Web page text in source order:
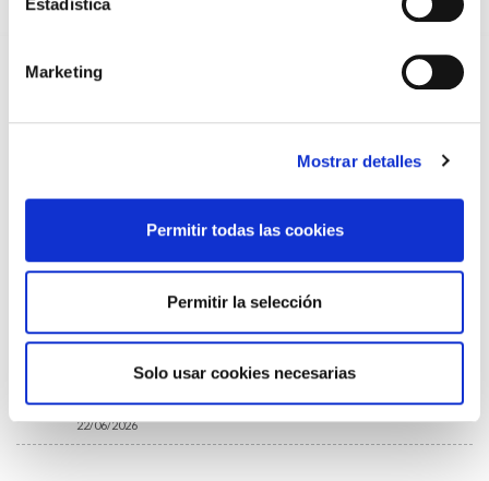
Estadística
Marketing
Mostrar detalles
Permitir todas las cookies
Permitir la selección
Solo usar cookies necesarias
13/07/2026
CONDICIONES DE LOS MÉDICOS QUE ATIENDEN A
EL COLEGIO DE MÉDICOS DE OURENSE EXIGE MEDIDAS
URGENCIAS DEL CHUO
COLEGIADAS/OS EN ACTIVO QUE HAN EJERCIDO O EJERCEN
03/07/2026
DISPONIBLE LA GRABACIÓN DE LA JORNADA «SALUD,
DE PAÍS»
22/06/2026